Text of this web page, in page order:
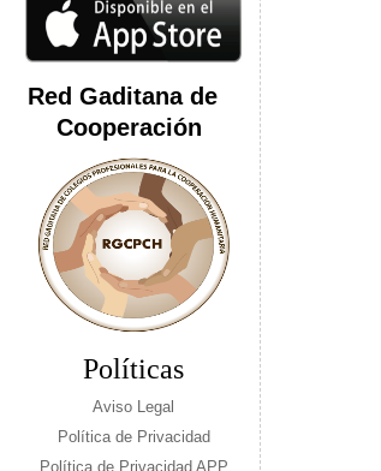
Red Gaditana de
Cooperación
Políticas
Aviso Legal
Política de Privacidad
Política de Privacidad APP